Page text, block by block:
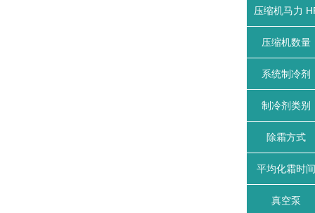
压缩机马力
压缩机数量
系统制冷剂
制冷剂类别
除霜方式
平均化霜时间
真空泵